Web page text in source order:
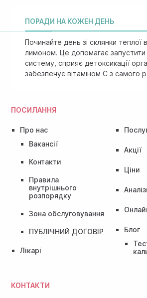
ПОСИЛАННЯ
Про нас
Вакансії
Контакти
Правила
внутрішнього
розпорядку
Зона обслуговування
ПУБЛІЧНИЙ ДОГОВІР
Лікарі
Акції
Ціни
Блог
ПОРАДИ НА КОЖЕН ДЕНЬ
Починайте день зі склянки теплої
лимоном. Це допомагає запустити
систему, сприяє детоксикації
забезпечує вітаміном C з самого
КОНТАКТИ